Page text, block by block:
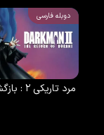
دوبله فارسی
مرد تاریکی ۲ : بازگشت دورانت